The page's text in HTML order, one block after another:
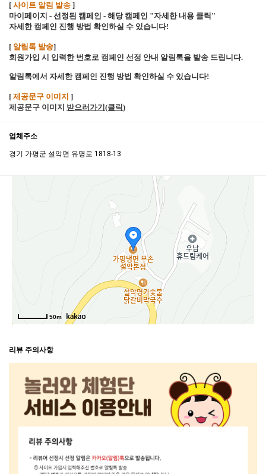
[ 사이트 알림 발송 ]
마이페이지 - 선정된 캠페인 - 해당 캠페인 "자세한 내용 클릭"
자세한 캠페인 진행 방법 확인하실 수 있습니다!
[ 알림톡 발송]
회원가입 시 입력한 번호로 캠페인 선정 안내 알림톡을 발송 드립니다.
알림톡에서 자세한 캠페인 진행 방법 확인하실 수 있습니다!
[ 제공문구 이미지 ]
제공문구 이미지 받으러가기(클릭 )
업체주소
경기 가평군 설악면 유명로 1818-13
50m
리뷰 주의사항